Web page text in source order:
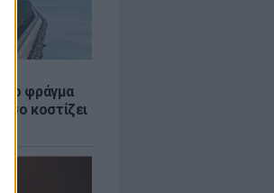
φράγμα
κοστίζει